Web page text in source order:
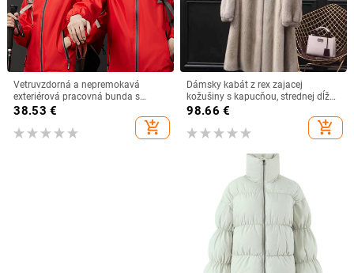
Vetruvzdorná a nepremokavá
exteriérová pracovná bunda s
logom a reflexnou páskou, dlhé
rukávy, golier s pile golierom,
hongkong štýl, leto 2022, dospelá
38.53 €
add_shopping_cart
Dámsky kabát z rex zajacej
kožušiny s kapucňou, strednej dĺžky,
hrubý, veľkosť veľká, jeseň-zima
98.66 €
add_shopping_cart